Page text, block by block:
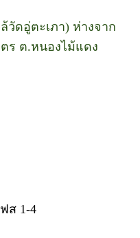
วัดอู่ตะเภา) ห่างจาก
ร ต.หนองไม้แดง
ส 1-4